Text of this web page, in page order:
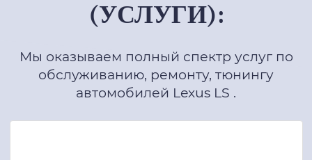
(УСЛУГИ):
Мы оказываем полный спектр услуг по
обслуживанию, ремонту, тюнингу
автомобилей Lexus LS .